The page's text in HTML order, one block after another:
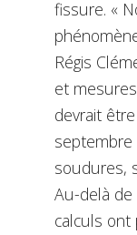
fissure. «
Régis
et
devrait
septembre
soudures,
Au-delà de
calculs